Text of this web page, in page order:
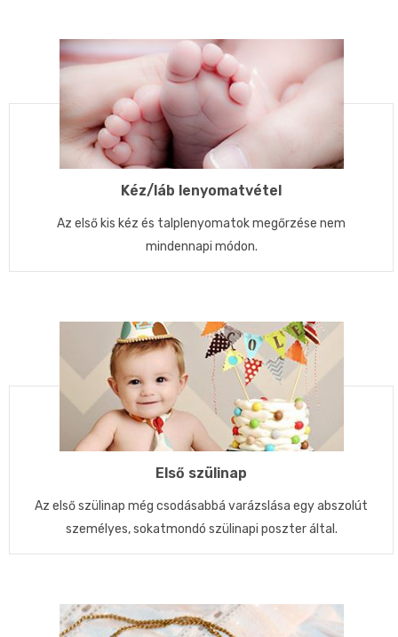
Kéz/láb lenyomatvétel
Az első kis kéz és talplenyomatok megőrzése nem
mindennapi módon.
Első szülinap
Az első szülinap még csodásabbá varázslása egy abszolút
személyes, sokatmondó szülinapi poszter által.